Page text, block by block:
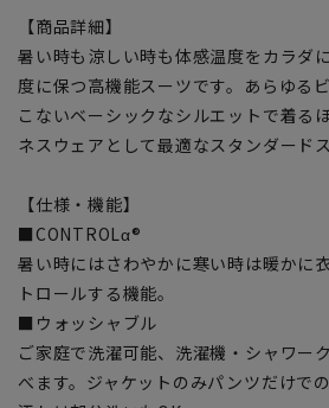
【商品詳細】
暑い時も涼しい時も体感温度をカラダ
度に保つ高機能スーツです。あらゆる
こないベーシックなシルエットで着る
ネスウェアとして最適なスタンダードス
【仕様・機能】
■CONTROLα®
暑い時にはさわやかに寒い時は暖かに
トロールする機能。
■ウォッシャブル
ご家庭で洗濯可能、洗濯機・シャワー
べます。ジャケットのみパンツだけで